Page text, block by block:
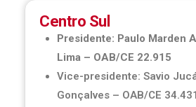
Centro Sul
Presidente: Paulo Marden
Lima – OAB/CE 22.915
Vice-presidente: Savio
Gonçalves – OAB/CE 34.431